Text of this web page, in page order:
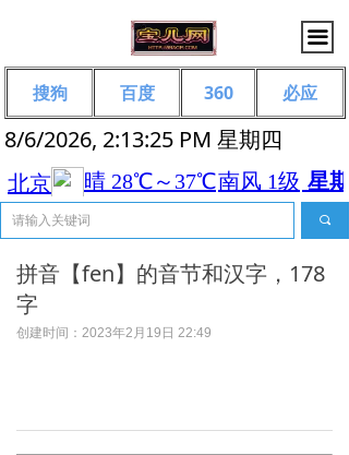
끀
8/6/2026, 2:13:25 PM 星期四
끠
搜狗 百度 360 必应
拼音【fen】的音节和汉字，178
字
创建时间： 2023年2月19日 22:49